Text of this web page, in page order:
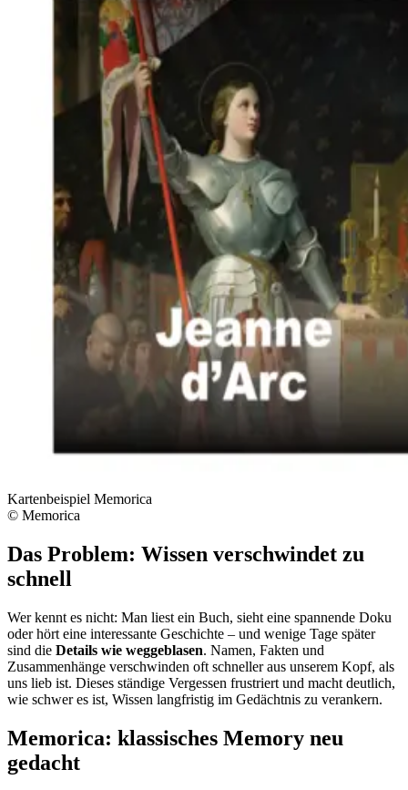
Kartenbeispiel Memorica
© Memorica
Das Problem: Wissen verschwindet zu
schnell
Wer kennt es nicht: Man liest ein Buch, sieht eine spannende Doku
oder hört eine interessante Geschichte – und wenige Tage später
sind die Details wie weggeblasen. Namen, Fakten und
Zusammenhänge verschwinden oft schneller aus unserem Kopf, als
uns lieb ist. Dieses ständige Vergessen frustriert und macht deutlich,
wie schwer es ist, Wissen langfristig im Gedächtnis zu verankern.
Memorica: klassisches Memory neu
gedacht